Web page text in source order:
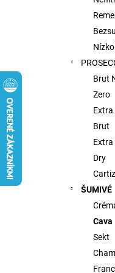
Brut
Zero
Extra
Brut
Extra
Dry
ŠUMIVÉ
Cava
Sekt
FISH
SECRET